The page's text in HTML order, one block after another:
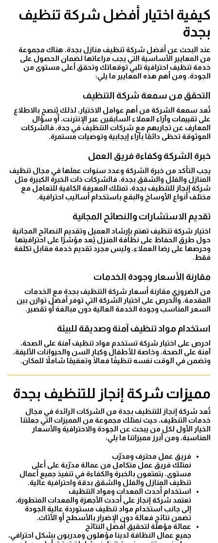
كيفية اختيار أفضل شركة تنظيف
بجدة
عند البحث عن أفضل شركة تنظيف منازل بجدة، هناك مجموعة
من المعايير الأساسية التي يجب مراعاتها لضمان الحصول على
خدمة تنظيف احترافية تلبي توقعاتك وتحقق أعلى مستوى من
الجودة، ومن أهم هذه المعايير ما يلي:
التحقق من سمعة شركة التنظيف
تُعد سمعة الشركة من أهم عوامل الاختيار، لذلك يُنصح بالاطلاع
على تقييمات وآراء العملاء السابقين عبر الإنترنت، أو سؤال
المعارف عن تجاربهم مع شركات التنظيف في جدة، فالشركات
الموثوقة تحظى دائمًا بآراء إيجابية وتوصيات مستمرة.
خبرة الشركة وكفاءة فريق العمل
يجب التأكد من خبرة الشركة وعدد سنوات عملها في مجال تنظيف
المنازل والفلل والشقق بجدة، فالشركات ذات الخبرة الكبيرة مثل
شركة إنجاز للتنظيف بجدة، تمتلك المعرفة الكافية للتعامل مع
مختلف أنواع الأوساخ والبقع باستخدام أساليب احترافية.
تقديم الاستشارات والنصائح المجانية
اختيار شركة تنظيف تهتم بإرشاد العميل وتقديم النصائح المجانية
حول طرق الحفاظ على نظافة المنزل يُعد مؤشرًا على احترافيتها
وحرصها على رضا العملاء، وليس مجرد تقديم خدمة مقابل تكلفة
فقط.
مقارنة الأسعار وجودة الخدمات
من الضروري مقارنة أسعار شركة التنظيف بجدة مع الخدمات
المقدمة، والحرص على اختيار الشركة التي توفر أفضل توازن بين
السعر المناسب وجودة الخدمة العالية دون مبالغة أو تقصير.
استخدام مواد تنظيف آمنة وصديقة للبيئة
احرص على اختيار شركة تستخدم مواد تنظيف آمنة على الصحة،
آمنة على الصحة، وخاصة للأطفال وكبار السن والحيوانات الأليفة،
وتضمن في الوقت نفسه تنظيفًا فعالًا وتعقيمًا شاملاً للمكان.
مميزات شركة إنجاز للتنظيف بجدة
تُعد شركة إنجاز للتنظيف بجدة من الشركات الرائدة في مجال
خدمات التنظيف، حيث نمتلك مجموعة من المميزات التي جعلتنا
الخيار الأول لكل من يبحث عن الجودة والاحترافية والأسعار
المناسبة، ومن أبرز مميزاتنا ما يلي:
فريق عمل محترف ومدرّب
نمتلك فريق عمل متكامل من عمالة مدرّبة على أعلى
مستوى، يتمتعون بالخبرة والكفاءة في تنفيذ جميع أعمال
تنظيف المنازل والفلل والشقق بدقة واحترافية عالية.
استخدام أحدث المعدات ومواد التنظيف
تعتمد شركة إنجاز على أحدث الأجهزة والمعدات المتطورة،
إلى جانب استخدام مواد تنظيف مستوردة عالية الجودة
تضمن نتائج فعالة دون الإضرار بالأسطح أو الأثاث.
عمالة مؤهلة لتحقيق أفضل النتائج
جميع عمال النظافة لدينا مؤهلون ومدربون بشكل احترافي،